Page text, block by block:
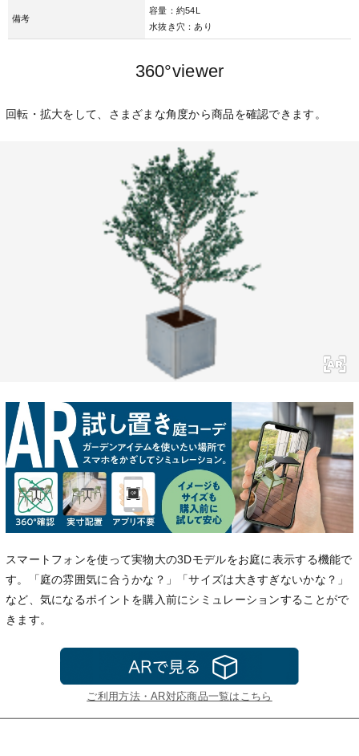
備考
容量：約54L
水抜き穴：あり
360°viewer
回転・拡大をして、さまざまな角度から商品を確認できます。
スマートフォンを使って実物大の3Dモデルをお庭に表示する機能で
す。「庭の雰囲気に合うかな？」「サイズは大きすぎないかな？」
など、気になるポイントを購入前にシミュレーションすることがで
きます。
ご利用方法・AR対応商品一覧はこちら